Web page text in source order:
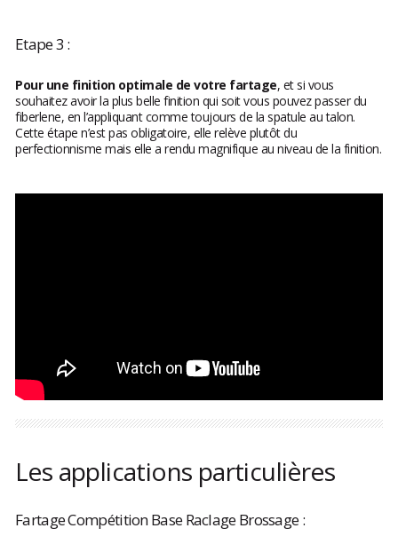
Etape 3 :
Pour une finition optimale de votre fartage, et si vous
souhaitez avoir la plus belle finition qui soit vous pouvez passer du
fiberlene, en l’appliquant comme toujours de la spatule au talon.
Cette étape n’est pas obligatoire, elle relève plutôt du
perfectionnisme mais elle a rendu magnifique au niveau de la finition.
Les applications particulières
Fartage Compétition Base Raclage Brossage :